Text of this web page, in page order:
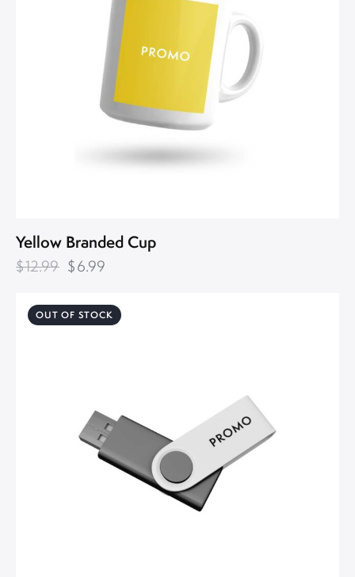
Yellow Branded Cup
$12.99 $6.99
OUT OF STOCK